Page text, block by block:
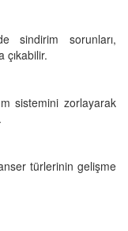
sindirim sorunları,
çıkabilir.
sistemini zorlayarak
türlerinin gelişme